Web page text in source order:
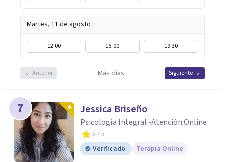
Martes, 11 de agosto
12:00 16:00 19:30
Anterior Más días Siguiente
7 Jessica Briseño
Psicología Integral -Atención Online
5 / 5
Verificado
Terapia Online